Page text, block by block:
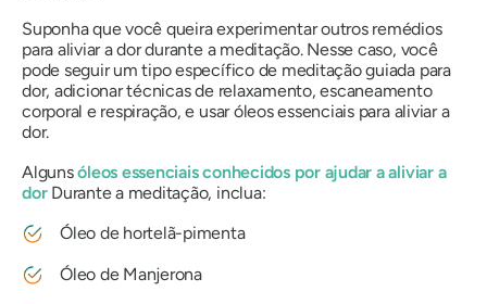
Suponha que você queira experimentar outros remédios
para aliviar a dor durante a meditação. Nesse caso, você
pode seguir um tipo específico de meditação guiada para
dor, adicionar técnicas de relaxamento, escaneamento
corporal e respiração, e usar óleos essenciais para aliviar a
dor.
Algunsóleos essenciais conhecidos por ajudar a aliviar a
dorDurante a meditação, inclua:
Óleo de hortelã-pimenta
Óleo de Manjerona